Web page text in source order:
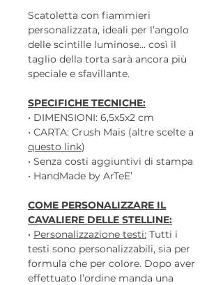
Scatoletta con fiammieri
personalizzata, ideali per l’angolo
delle scintille luminose... così il
taglio della torta sarà ancora più
speciale e sfavillante.
SPECIFICHE TECNICHE:
• DIMENSIONI: 6,5x5x2 cm
• CARTA: Crush Mais (altre scelte a
questo link)
• Senza costi aggiuntivi di stampa
• HandMade by ArTeE’
COME PERSONALIZZARE IL
CAVALIERE DELLE STELLINE:
• Personalizzazione testi: Tutti i
testi sono personalizzabili, sia per
formula che per colore. Dopo aver
effettuato l’ordine manda una